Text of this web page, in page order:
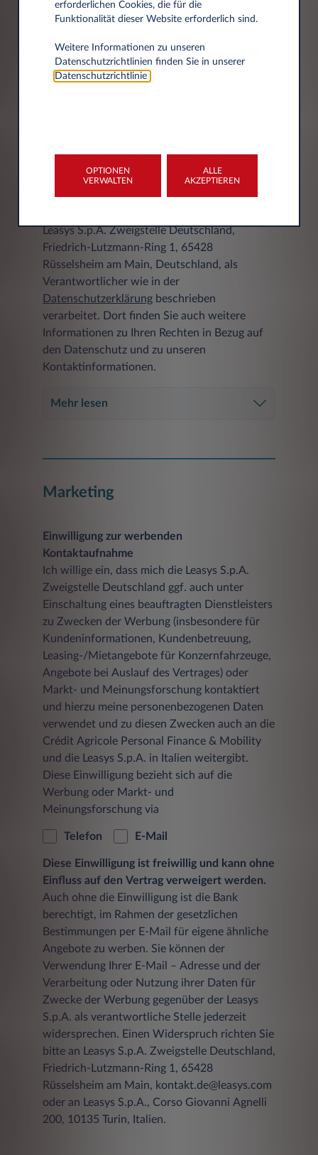
DATENSCHUTZERKLÄRUNG
Leasys S.p.A. Zweigstelle Deutschland,
Friedrich-Lutzmann-Ring 1, 65428
Rüsselsheim am Main, Deutschland, als
Verantwortlicher wie in der
Datenschutzerklärung beschrieben
verarbeitet. Dort finden Sie auch weitere
Informationen zu Ihren Rechten in Bezug auf
den Datenschutz und zu unseren
Kontaktinformationen.
Mehr lesen
Marketing
Einwilligung zur werbenden
Kontaktaufnahme
Ich willige ein, dass mich die Leasys S.p.A.
Zweigstelle Deutschland ggf. auch unter
Einschaltung eines beauftragten Dienstleisters
zu Zwecken der Werbung (insbesondere für
Kundeninformationen, Kundenbetreuung,
Leasing-/Mietangebote für Konzernfahrzeuge,
Angebote bei Auslauf des Vertrages) oder
Markt- und Meinungsforschung kontaktiert
und hierzu meine personenbezogenen Daten
verwendet und zu diesen Zwecken auch an die
Crédit Agricole Personal Finance & Mobility
und die Leasys S.p.A. in Italien weitergibt.
Diese Einwilligung bezieht sich auf die
Werbung oder Markt- und
Meinungsforschung via
Telefon E-Mail
Diese Einwilligung ist freiwillig und kann ohne
Einfluss auf den Vertrag verweigert werden.
Auch ohne die Einwilligung ist die Bank
berechtigt, im Rahmen der gesetzlichen
Bestimmungen per E-Mail für eigene ähnliche
Angebote zu werben. Sie können der
Verwendung Ihrer E-Mail – Adresse und der
Verarbeitung oder Nutzung ihrer Daten für
Zwecke der Werbung gegenüber der Leasys
S.p.A. als verantwortliche Stelle jederzeit
widersprechen. Einen Widerspruch richten Sie
bitte an Leasys S.p.A. Zweigstelle Deutschland,
Friedrich-Lutzmann-Ring 1, 65428
Rüsselsheim am Main, kontakt.de@leasys.com
oder an Leasys S.p.A., Corso Giovanni Agnelli
200, 10135 Turin, Italien.
erforderlichen Cookies, die für die
Funktionalität dieser Website erforderlich sind.
Weitere Informationen zu unseren
Datenschutzrichtlinien finden Sie in unserer
Datenschutzrichtlinie.
OPTIONEN
VERWALTEN
ALLE
AKZEPTIEREN